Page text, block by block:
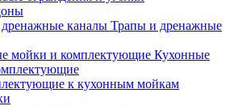
Трапы и дренажные
Кухонные
к кухонным мойкам